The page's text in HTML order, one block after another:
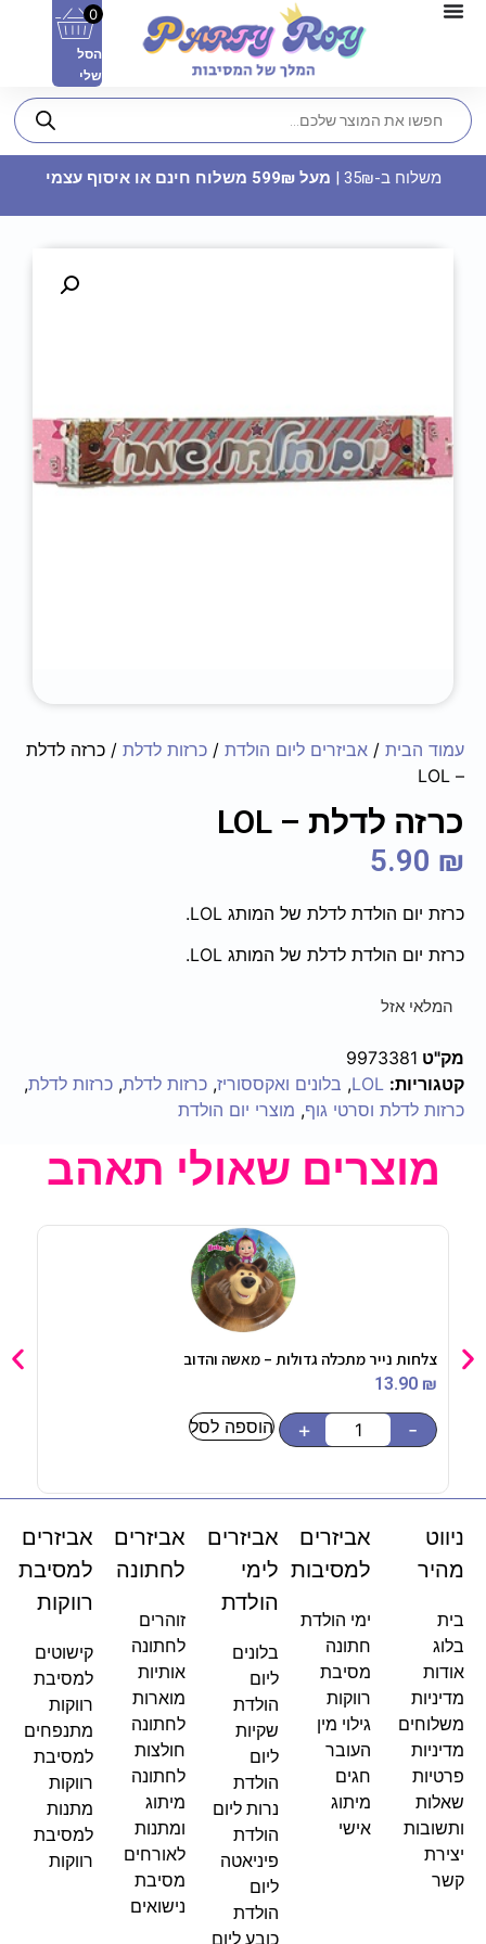
0
הסל
שלי
משלוח ב-35₪ | מעל 599₪ משלוח חינם או איסוף עצמי
עמוד הבית / אביזרים ליום הולדת / כרזות לדלת / כרזה לדלת
– LOL
כרזה לדלת – LOL
5.90 ₪
כרזת יום הולדת לדלת של המותג LOL.
כרזת יום הולדת לדלת של המותג LOL.
המלאי אזל
מק"ט 9973381
קטגוריות: LOL
, בלונים ואקססוריז, כרזות לדלת, כרזות לדלת,
כרזות לדלת וסרטי גוף, מוצרי יום הולדת
מוצרים שאולי תאהב
צלחות נייר מתכלה גדולות – מאשה והדוב
13.90 ₪
-
+ הוספה לסל
ניווט
מהיר
בית
בלוג
אודות
מדיניות
משלוחים
מדיניות
פרטיות
שאלות
ותשובות
יצירת
קשר
אביזרים
למסיבות
ימי הולדת
חתונה
מסיבת
רווקות
גילוי מין
העובר
חגים
מיתוג
אישי
אביזרים
לימי
הולדת
בלונים
ליום
הולדת
שקיות
ליום
הולדת
נרות ליום
הולדת
פיניאטה
ליום
הולדת
כובע ליום
אביזרים
לחתונה
זוהרים
לחתונה
אותיות
מוארות
לחתונה
חולצות
לחתונה
מיתוג
ומתנות
לאורחים
מסיבת
נישואים
אביזרים
למסיבת
רווקות
קישוטים
למסיבת
רווקות
מתנפחים
למסיבת
רווקות
מתנות
למסיבת
רווקות